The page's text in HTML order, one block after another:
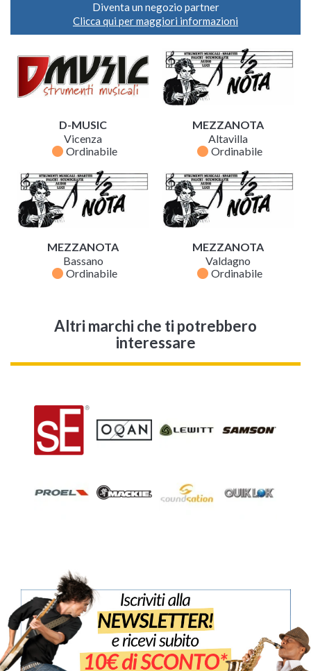
Diventa un negozio partner
Clicca qui per maggiori informazioni
D-MUSIC
Vicenza
fiber_manual_record Ordinabile
MEZZANOTA
Altavilla
fiber_manual_record Ordinabile
MEZZANOTA
Bassano
fiber_manual_record Ordinabile
MEZZANOTA
Valdagno
fiber_manual_record Ordinabile
Altri marchi che ti potrebbero
interessare